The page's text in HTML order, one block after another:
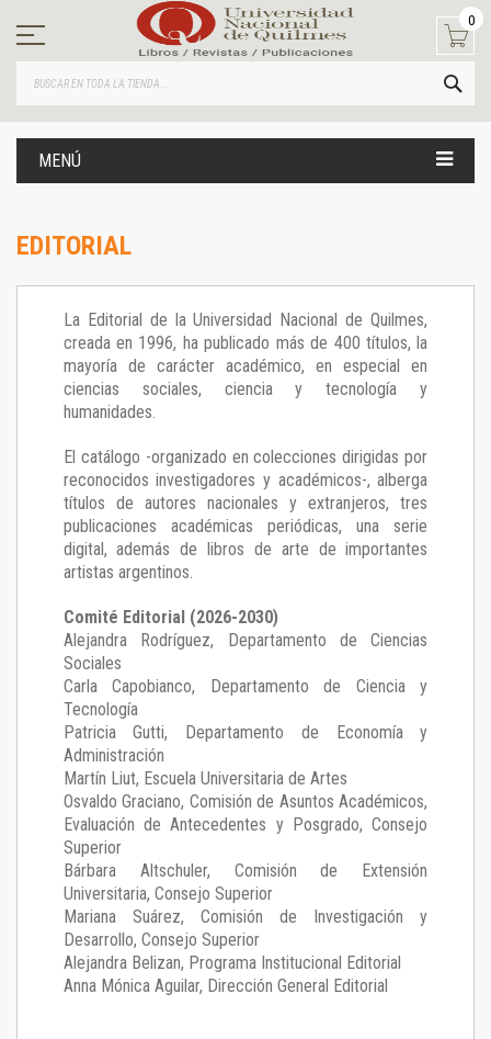
contenido
0
MENÚ
EDITORIAL
La Editorial de la Universidad Nacional de Quilmes,
creada en 1996, ha publicado más de 400 títulos, la
mayoría de carácter académico, en especial en
ciencias sociales, ciencia y tecnología y
humanidades.
El catálogo -organizado en colecciones dirigidas por
reconocidos investigadores y académicos-, alberga
títulos de autores nacionales y extranjeros, tres
publicaciones académicas periódicas, una serie
digital, además de libros de arte de importantes
artistas argentinos.
Comité Editorial (2026-2030)
Alejandra Rodríguez, Departamento de Ciencias
Sociales
Carla Capobianco, Departamento de Ciencia y
Tecnología
Patricia Gutti, Departamento de Economía y
Administración
Martín Liut, Escuela Universitaria de Artes
Osvaldo Graciano, Comisión de Asuntos Académicos,
Evaluación de Antecedentes y Posgrado, Consejo
Superior
Bárbara Altschuler, Comisión de Extensión
Universitaria, Consejo Superior
Mariana Suárez, Comisión de Investigación y
Desarrollo, Consejo Superior
Alejandra Belizan, Programa Institucional Editorial
Anna Mónica Aguilar, Dirección General Editorial